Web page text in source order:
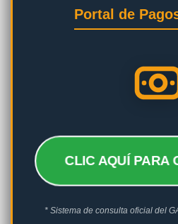
Portal de
CLIC AQUÍ PARA
* Sistema de consulta oficial del